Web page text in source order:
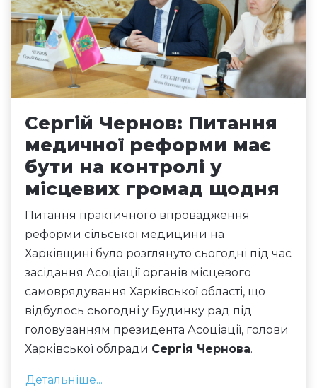
Сергій Чернов: Питання
медичної реформи має
бути на контролі у
місцевих громад щодня
Питання практичного впровадження
реформи сільської медицини на
Харківщині було розглянуто сьогодні під час
засідання Асоціації органів місцевого
самоврядування Харківської області, що
відбулось сьогодні у Будинку рад під
головуванням президента Асоціації, голови
Харківської облради Сергія Чернова.
Детальніше...